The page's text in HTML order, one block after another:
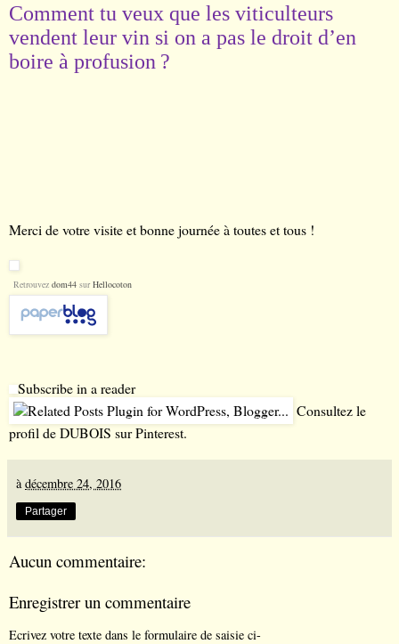
Comment tu veux que les viticulteurs
vendent leur vin si on a pas le droit d’en
boire à profusion ?
Merci de votre visite et bonne journée à toutes et tous !
Retrouvez dom44 sur Hellocoton
Subscribe in a reader
Consultez le
profil de DUBOIS sur Pinterest.
à décembre 24, 2016
Partager
Aucun commentaire:
Enregistrer un commentaire
Ecrivez votre texte dans le formulaire de saisie ci-